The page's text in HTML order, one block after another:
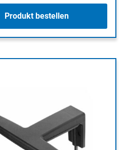
Produkt bestellen